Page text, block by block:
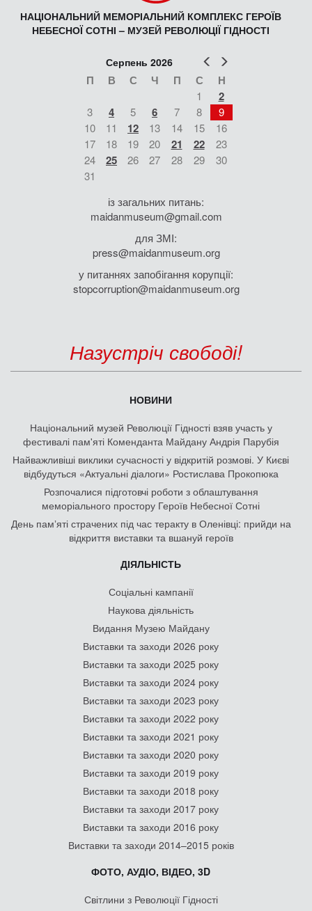
НАЦІОНАЛЬНИЙ МЕМОРІАЛЬНИЙ КОМПЛЕКС ГЕРОЇВ
НЕБЕСНОЇ СОТНІ – МУЗЕЙ РЕВОЛЮЦІЇ ГІДНОСТІ
Попер
Серпень 2026
П В С Ч П С Н
1 2
3 4 5 6 7 8
9
10
11 12 13 14 15
16
17
18 19 20 21 22
23
24
25 26 27 28 29
30
31
із загальних питань:
maidanmuseum@gmail.com
для ЗМІ:
press@maidanmuseum.org
у питаннях запобігання корупції:
stopcorruption@maidanmuseum.org
Назустріч свободі!
НОВИНИ
Національний музей Революції Гідності взяв участь у
фестивалі пам'яті Коменданта Майдану Андрія Парубія
Найважливіші виклики сучасності у відкритій розмові. У Києві
відбудуться «Актуальні діалоги» Ростислава Прокопюка
Розпочалися підготовчі роботи з облаштування
меморіального простору Героїв Небесної Сотні
День памʼяті страчених під час теракту в Оленівці: прийди на
відкриття виставки та вшануй героїв
ДІЯЛЬНІСТЬ
Соціальні кампанії
Наукова діяльність
Видання Музею Майдану
Виставки та заходи 2026 року
Виставки та заходи 2025 року
Виставки та заходи 2024 року
Виставки та заходи 2023 року
Виставки та заходи 2022 року
Виставки та заходи 2021 року
Виставки та заходи 2020 року
Виставки та заходи 2019 року
Виставки та заходи 2018 року
Виставки та заходи 2017 року
Виставки та заходи 2016 року
Виставки та заходи 2014–2015 років
ФОТО, АУДІО, ВІДЕО, 3D
Світлини з Революції Гідності